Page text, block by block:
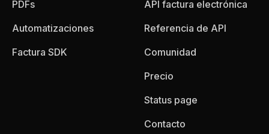
PDFs
Automatizaciones
Factura SDK
API factura electrónica
Referencia de API
Comunidad
Precio
Status page
Contacto